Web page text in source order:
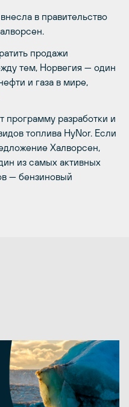
в правительство
продажи
тем, Норвегия — один
и газа в мире,
программу разработки и
топлива HyNor. Если
Халворсен,
из самых активных
— бензиновый